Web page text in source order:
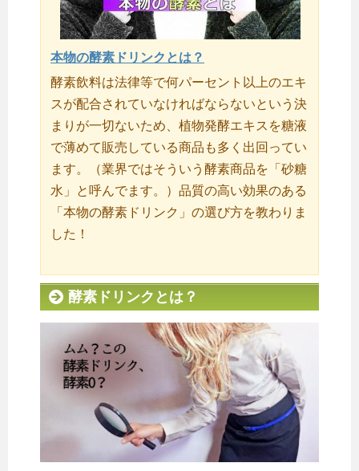
本物の酵素ドリンクとは？
酵素飲料は法律等で何パーセント以上のエキ
スが配合されていなければならないという決
まりが一切ないため、植物発酵エキスを糖液
で薄めて販売している商品も多く出回ってい
ます。（業界ではそういう酵素商品を「砂糖
水」と呼んでます。）品質の高い効果のある
「本物の酵素ドリンク」の選び方を教わりま
した！
酵素ドリンクとは？